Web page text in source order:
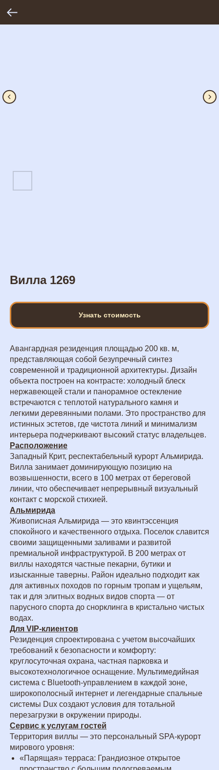
Вилла 1269
Узнать стоимость
Авангардная резиденция площадью 200 кв. м,
представляющая собой безупречный синтез
современной и традиционной архитектуры. Дизайн
объекта построен на контрасте: холодный блеск
нержавеющей стали и панорамное остекление
встречаются с теплотой натурального камня и
легкими деревянными полами. Это пространство для
истинных эстетов, где чистота линий и минимализм
интерьера подчеркивают высокий статус владельцев.
Расположение
Западный Крит, респектабельный курорт Альмирида.
Вилла занимает доминирующую позицию на
возвышенности, всего в 100 метрах от береговой
линии, что обеспечивает непрерывный визуальный
контакт с морской стихией.
Альмирида
Живописная Альмирида — это квинтэссенция
спокойного и качественного отдыха. Поселок славится
своими защищенными заливами и развитой
премиальной инфраструктурой. В 200 метрах от
виллы находятся частные пекарни, бутики и
изысканные таверны. Район идеально подходит как
для активных походов по горным тропам и ущельям,
так и для элитных водных видов спорта — от
парусного спорта до снорклинга в кристально чистых
водах.
Для VIP-клиентов
Резиденция спроектирована с учетом высочайших
требований к безопасности и комфорту:
круглосуточная охрана, частная парковка и
высокотехнологичное оснащение. Мультимедийная
система с Bluetooth-управлением в каждой зоне,
широкополосный интернет и легендарные спальные
системы Dux создают условия для тотальной
перезагрузки в окружении природы.
Сервис к услугам гостей
Территория виллы — это персональный SPA-курорт
мирового уровня:
«Парящая» терраса: Грандиозное открытое